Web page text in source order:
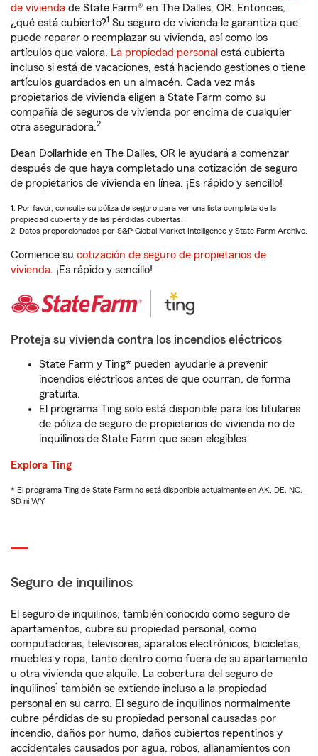
de vivienda de State Farm® en The Dalles, OR. Entonces,
¿qué está cubierto?1 Su seguro de vivienda le garantiza que
puede reparar o reemplazar su vivienda, así como los
artículos que valora. La propiedad personal está cubierta
incluso si está de vacaciones, está haciendo gestiones o tiene
artículos guardados en un almacén. Cada vez más
propietarios de vivienda eligen a State Farm como su
compañía de seguros de vivienda por encima de cualquier
otra aseguradora.2
Dean Dollarhide en The Dalles, OR le ayudará a comenzar
después de que haya completado una cotización de seguro
de propietarios de vivienda en línea. ¡Es rápido y sencillo!
1. Por favor, consulte su póliza de seguro para ver una lista completa de la
propiedad cubierta y de las pérdidas cubiertas.
2. Datos proporcionados por S&P Global Market Intelligence y State Farm Archive.
Comience su cotización de seguro de propietarios de
vivienda. ¡Es rápido y sencillo!
Proteja su vivienda contra los incendios eléctricos
State Farm y Ting* pueden ayudarle a prevenir
incendios eléctricos antes de que ocurran, de forma
gratuita.
El programa Ting solo está disponible para los titulares
de póliza de seguro de propietarios de vivienda no de
inquilinos de State Farm que sean elegibles.
Explora Ting
* El programa Ting de State Farm no está disponible actualmente en AK, DE, NC,
SD ni WY
Seguro de inquilinos
El seguro de inquilinos, también conocido como seguro de
apartamentos, cubre su propiedad personal, como
computadoras, televisores, aparatos electrónicos, bicicletas,
muebles y ropa, tanto dentro como fuera de su apartamento
u otra vivienda que alquile. La cobertura del seguro de
inquilinos1 también se extiende incluso a la propiedad
personal en su carro. El seguro de inquilinos normalmente
cubre pérdidas de su propiedad personal causadas por
incendio, daños por humo, daños cubiertos repentinos y
accidentales causados por agua, robos, allanamientos con